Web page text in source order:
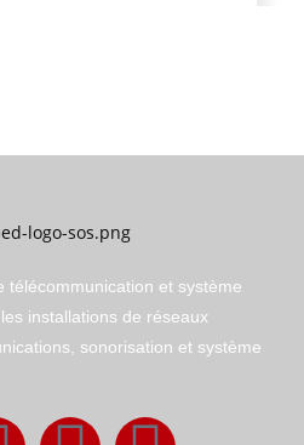
télécommunication et système
installations de réseaux
sonorisation et système